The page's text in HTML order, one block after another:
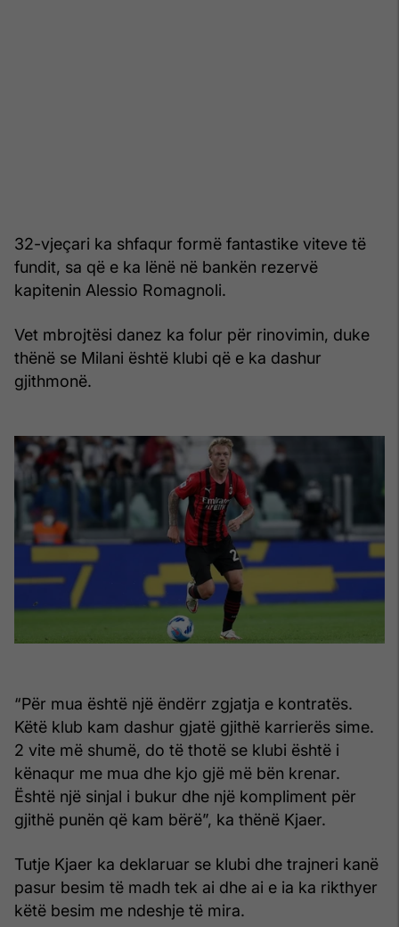
32-vjeçari ka shfaqur formë fantastike viteve të
fundit, sa që e ka lënë në bankën rezervë
kapitenin Alessio Romagnoli.
Vet mbrojtësi danez ka folur për rinovimin, duke
thënë se Milani është klubi që e ka dashur
gjithmonë.
“Për mua është një ëndërr zgjatja e kontratës.
Këtë klub kam dashur gjatë gjithë karrierës sime.
2 vite më shumë, do të thotë se klubi është i
kënaqur me mua dhe kjo gjë më bën krenar.
Është një sinjal i bukur dhe një kompliment për
gjithë punën që kam bërë”, ka thënë Kjaer.
Tutje Kjaer ka deklaruar se klubi dhe trajneri kanë
pasur besim të madh tek ai dhe ai e ia ka rikthyer
këtë besim me ndeshje të mira.